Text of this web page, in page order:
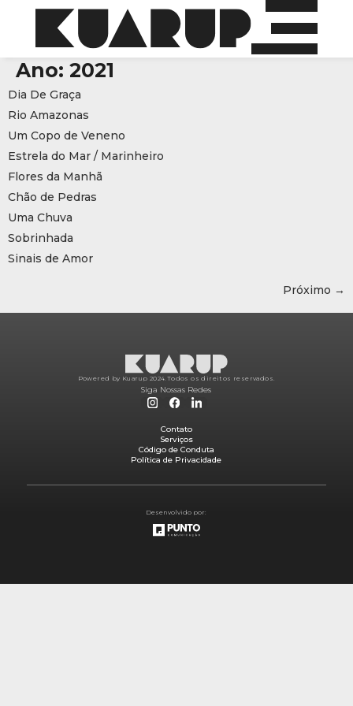
Ano: 2021
Dia De Graça
Rio Amazonas
Um Copo de Veneno
Estrela do Mar / Marinheiro
Flores da Manhã
Chão de Pedras
Uma Chuva
Sobrinhada
Sinais de Amor
Próximo →
Powered by Kuarup 2024. Todos os direitos reservados.
Siga Nossas Redes
Contato
Serviços
Código de Conduta
Política de Privacidade
Desenvolvido por: